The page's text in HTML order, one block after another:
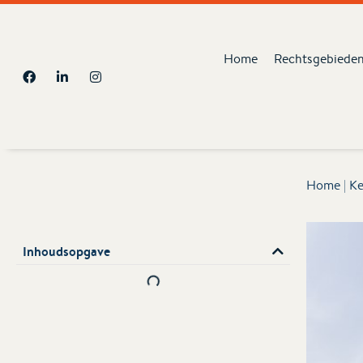
Home
Home |
Inhoudsopgave